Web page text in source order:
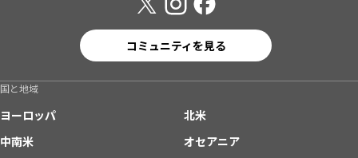
コミュニティを見る
国と地域
ヨーロッパ
北米
中南米
オセアニア